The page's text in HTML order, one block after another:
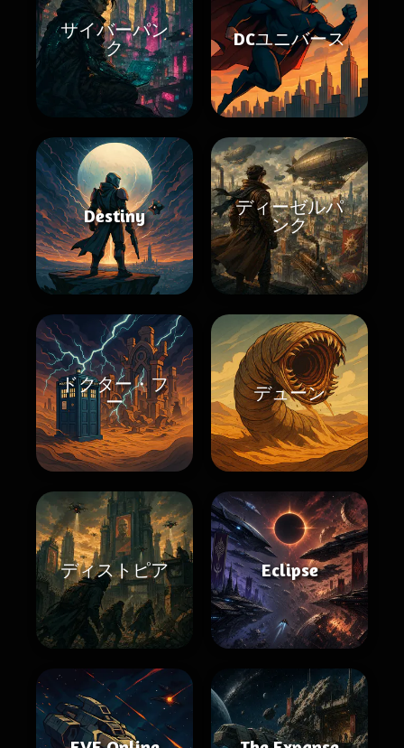
サイバーパン
ク
DCユニバース
Destiny
ディーゼルパ
ンク
ドクター・フ
ー
デューン
ディストピア Eclipse